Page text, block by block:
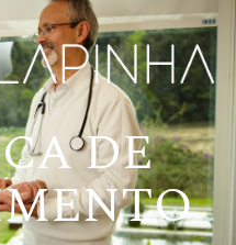
DE